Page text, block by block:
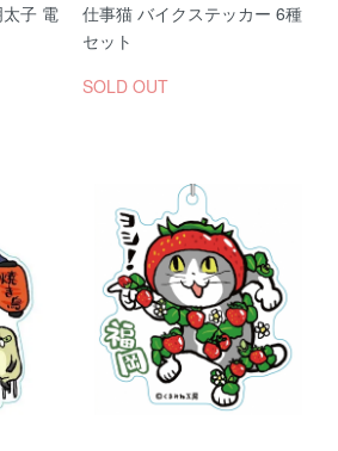
子 電
仕事猫 バイクステッカー 6種
セット
SOLD OUT